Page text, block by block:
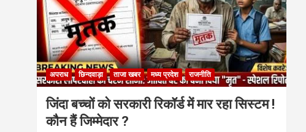
अपराध छिन्दवाड़ा ताजा खबर मध्य प्रदेश राजनीति
जिंदा बच्चों को सरकारी रिकॉर्ड में मार रहा सिस्टम !
कौन हैं जिम्मेदार ?